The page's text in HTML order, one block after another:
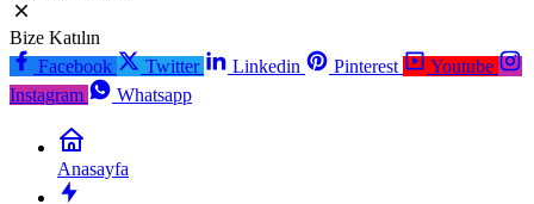
Bize Katılın
Facebook
Twitter Linkedin Pinterest
Youtube
Instagram
Whatsapp
Anasayfa